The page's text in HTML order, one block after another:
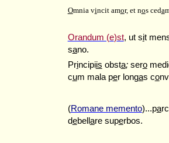
Omnia vincit amor, et nos ceda
Orandum (e)st, ut sit
sano.
Principiis obsta; sero
cum mala per longas co
(Romane memento)...pa
debell are superbos.